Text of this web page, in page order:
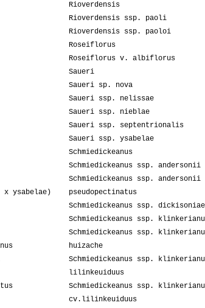
x ysabelae)
Rioverdensis
Rioverdensis ssp. paoli
Rioverdensis ssp. paoloi
Roseiflorus
Roseiflorus v. albiflorus
Saueri
Saueri sp. nova
Saueri ssp. nelissae
Saueri ssp. nieblae
Saueri ssp. septentrionalis
Saueri ssp. ysabelae
Schmiedickeanus
Schmiedickeanus ssp. andersonii
Schmiedickeanus ssp. andersonii
pseudopectinatus
Schmiedickeanus ssp. dickisoniae
Schmiedickeanus ssp.
Schmiedickeanus ssp.
huizache
Schmiedickeanus ssp.
lilinkeuiduus
Schmiedickeanus ssp.
cv.lilinkeuiduus